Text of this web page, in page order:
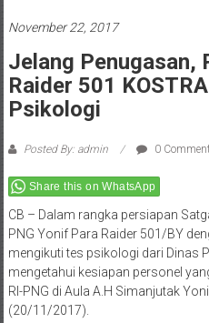
November 22, 2017
Jelang Penugasan,
Raider 501
Psikologi
Posted By: admin 0
Share this on WhatsApp
CB – Dalam rangka persiapan
PNG Yonif Para Raider 501/BY
mengikuti tes psikologi dari Dinas
mengetahui kesiapan personel
RI-PNG di Aula A.H Simanjutak
(20/11/2017).